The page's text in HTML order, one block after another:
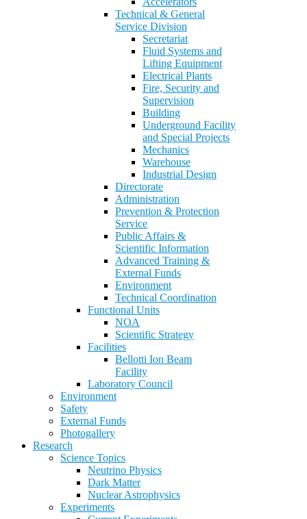
Technical & General
Service Division
Secretariat
Fluid Systems and
Lifting Equipment
Electrical Plants
Fire, Security and
Supervision
Building
Underground Facility
and Special Projects
Mechanics
Warehouse
Industrial Design
Directorate
Administration
Prevention & Protection
Service
Public Affairs &
Scientific Information
Advanced Training &
External Funds
Environment
Technical Coordination
Functional Units
NOA
Scientific Strategy
Facilities
Bellotti Ion Beam
Facility
Laboratory Council
Environment
Safety
External Funds
Photogallery
Research
Science Topics
Neutrino Physics
Dark Matter
Nuclear Astrophysics
Experiments